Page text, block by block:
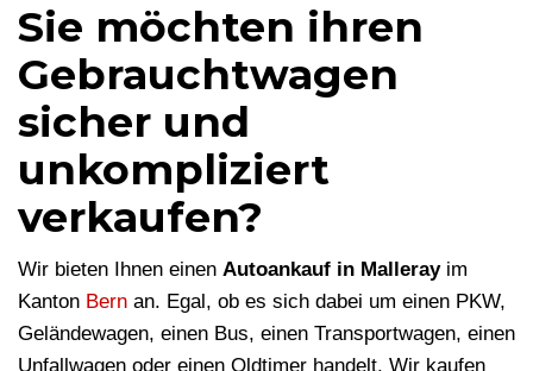
Sie möchten ihren
Gebrauchtwagen
sicher und
unkompliziert
verkaufen?
Wir bieten Ihnen einen Autoankauf in Mallerayim
Kanton Bern an. Egal, ob es sich dabei um einen PKW,
Geländewagen, einen Bus, einen Transportwagen, einen
Unfallwagen oder einen Oldtimer handelt. Wir kaufen